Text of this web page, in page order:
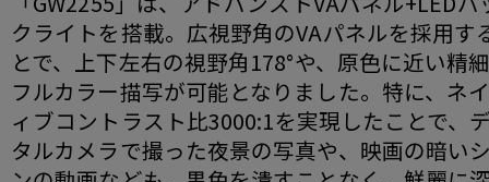
クライトを搭載。広視野角のVAパネルを採用す
とで、上下左右の視野角178°や、原色に近い精
フルカラー描写が可能となりました。特に、ネ
ィブコントラスト比3000:1を実現したことで、
タルカメラで撮った夜景の写真や、映画の暗い